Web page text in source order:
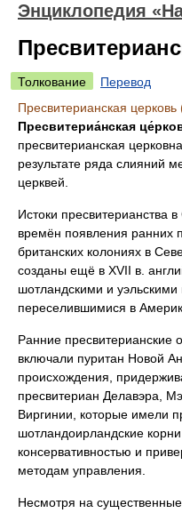
Энциклопедия
Толкование
Перевод
Пресвитерианская
Пресвитериа́нская
пресвитерианская
результате ряда слияний
церквей.
Истоки пресвитерианства
времён появления ранних
британских колониях в
созданы ещё в XVII в.
шотландскими и уэльскими
переселившимися в
Ранние
включали пуритан Новой
происхождения,
пресвитериан Делавэра,
Виргинии, которые имели
шотландоирландские
консервативностью и
методам управления.
Несмотря на